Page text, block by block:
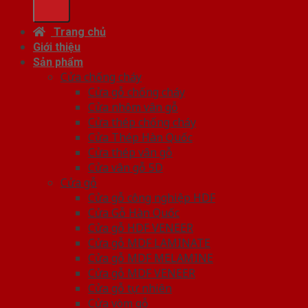
Trang chủ
Giới thiệu
Sản phẩm
Cửa chống cháy
Cửa gỗ chống cháy
Cửa nhôm vân gỗ
Cửa thép chống cháy
Cửa Thép Hàn Quốc
Cửa thép vân gỗ
Cửa vân gỗ 5D
Cửa gỗ
Cửa gỗ công nghiệp HDF
Cửa Gỗ Hàn Quốc
Cửa gỗ HDF VENEER
Cửa gỗ MDF LAMINATE
Cửa gỗ MDF MELAMINE
Cửa gỗ MDF VENEER
Cửa gỗ tự nhiên
Cửa vòm gỗ